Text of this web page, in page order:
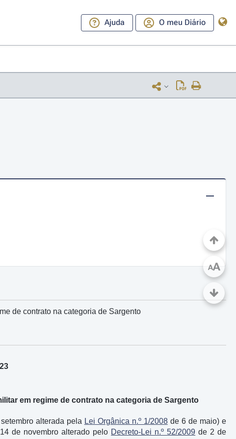
Ajuda O meu Diário
de contrato na categoria de Sargento
em regime de contrato na categoria de Sargento
alterada pela Lei Orgânica n.º 1/2008de 6 de maio) e
de novembro alterado pelo Decreto-Lei n.º 52/2009 de 2 de
AA